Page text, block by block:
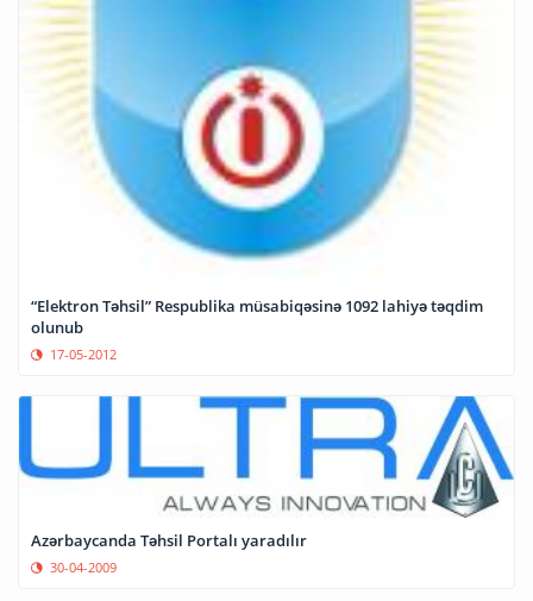
“Elektron Təhsil” Respublika müsabiqəsinə 1092 lahiyə təqdim
olunub
17-05-2012
Azərbaycanda Təhsil Portalı yaradılır
30-04-2009